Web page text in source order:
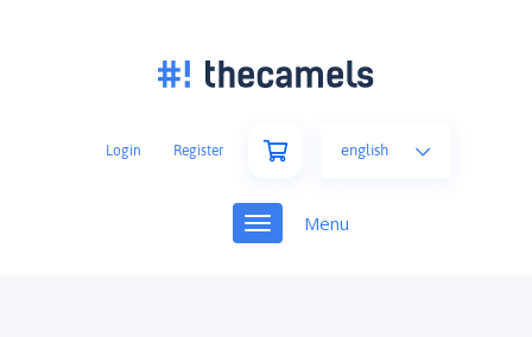
english
Login Register
Toggle
navigation